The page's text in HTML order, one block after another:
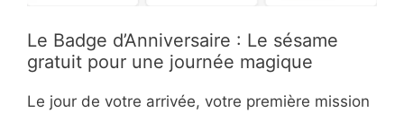
Le Badge d’Anniversaire : Le sésame
gratuit pour une journée magique
Le jour de votre arrivée, votre première mission